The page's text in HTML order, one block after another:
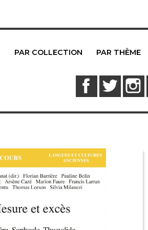
PAR COLLECTION PAR THÈME
FacebookTwitter